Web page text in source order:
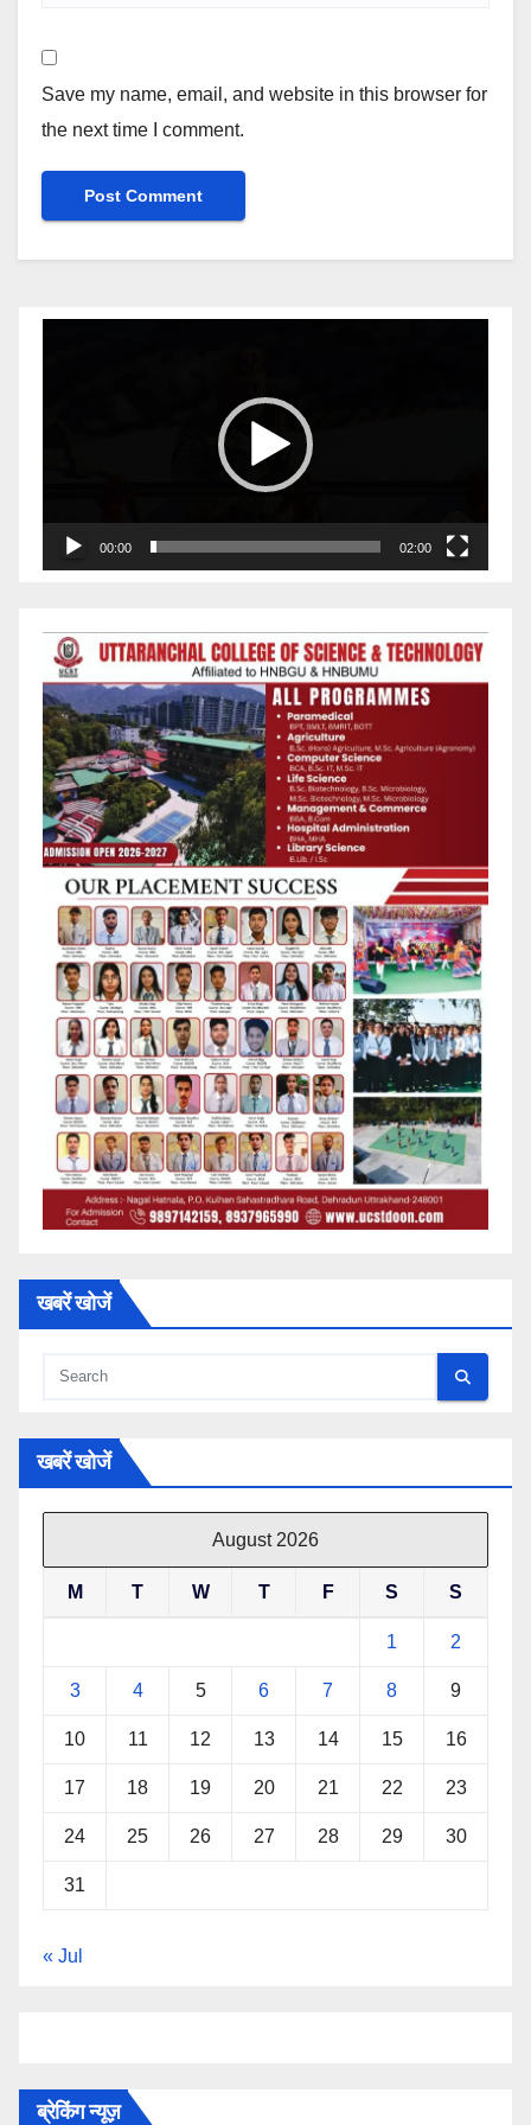
Save my name, email, and website in this browser for
the next time I comment.
00:00 02:00
खबरें खोजें
खबरें खोजें
August 2026
M T W T F S S
1 2
3 4 5 6 7 8 9
10 11 12 13 14 15 16
17 18 19 20 21 22 23
24 25 26 27 28 29 30
31
« Jul
ब्रेकिंग न्यूज़